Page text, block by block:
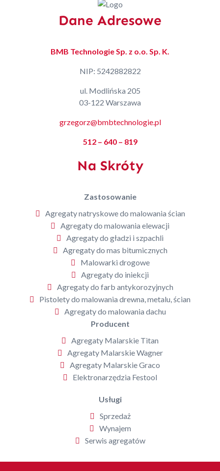
Dane Adresowe
BMB Technologie Sp. z o.o. Sp. K.
NIP: 5242882822
ul. Modlińska 205
03-122 Warszawa
grzegorz@bmbtechnologie.pl
512 – 640 – 819
Na Skróty
Zastosowanie
Agregaty natryskowe do malowania ścian
Agregaty do malowania elewacji
Agregaty do gładzi i szpachli
Agregaty do mas bitumicznych
Malowarki drogowe
Agregaty do iniekcji
Agregaty do farb antykorozyjnych
Pistolety do malowania drewna, metalu, ścian
Agregaty do malowania dachu
Producent
Agregaty Malarskie Titan
Agregaty Malarskie Wagner
Agregaty Malarskie Graco
Elektronarzędzia Festool
Usługi
Sprzedaż
Wynajem
Serwis agregatów